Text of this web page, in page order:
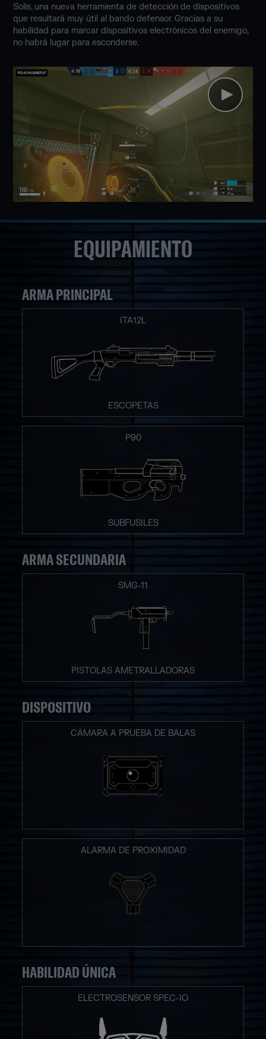
Solis, una nueva herramienta de detección de dispositivos
que resultará muy útil al bando defensor. Gracias a su
habilidad para marcar dispositivos electrónicos del enemigo,
no habrá lugar para esconderse.
EQUIPAMIENTO
ARMA PRINCIPAL
ITA12L
ESCOPETAS
P90
SUBFUSILES
ARMA SECUNDARIA
SMG-11
PISTOLAS AMETRALLADORAS
DISPOSITIVO
CÁMARA A PRUEBA DE BALAS
ALARMA DE PROXIMIDAD
HABILIDAD ÚNICA
ELECTROSENSOR SPEC-IO